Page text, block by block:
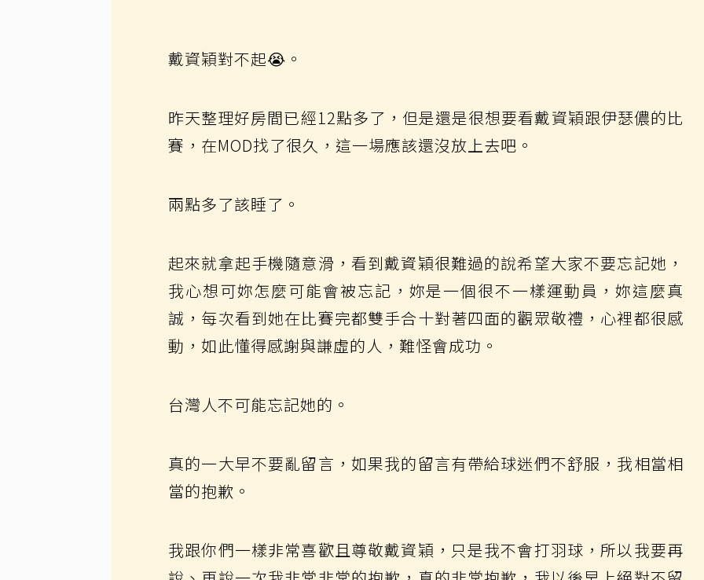
戴資穎對不起😭。
昨天整理好房間已經12點多了，但是還是很想要看戴資穎跟伊瑟儂的比
賽，在MOD找了很久，這一場應該還沒放上去吧。
兩點多了該睡了。
起來就拿起手機隨意滑，看到戴資穎很難過的說希望大家不要忘記她，
我心想可妳怎麼可能會被忘記，妳是一個很不一樣運動員，妳這麼真
誠，每次看到她在比賽完都雙手合十對著四面的觀眾敬禮，心裡都很感
動，如此懂得感謝與謙虛的人，難怪會成功。
台灣人不可能忘記她的。
真的一大早不要亂留言，如果我的留言有帶給球迷們不舒服，我相當相
當的抱歉。
我跟你們一樣非常喜歡且尊敬戴資穎，只是我不會打羽球，所以我要再